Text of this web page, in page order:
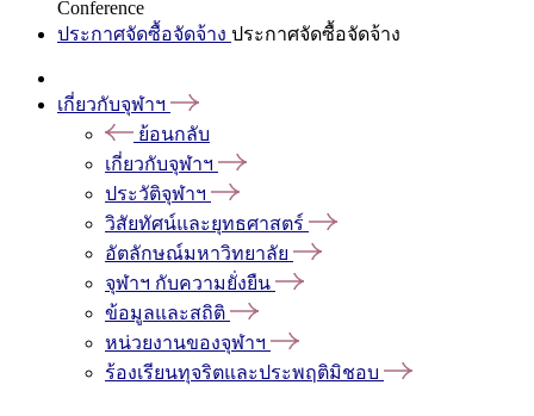
Conference
ประกาศจัดซื้อจัดจ้าง ประกาศจัดซื้อจัดจ้าง
เกี่ยวกับจุฬาฯ
ย้อนกลับ
เกี่ยวกับจุฬาฯ
ประวัติจุฬาฯ
วิสัยทัศน์และยุทธศาสตร์
อัตลักษณ์มหาวิทยาลัย
จุฬาฯ กับความยั่งยืน
ข้อมูลและสถิติ
หน่วยงานของจุฬาฯ
ร้องเรียนทุจริตและประพฤติมิชอบ